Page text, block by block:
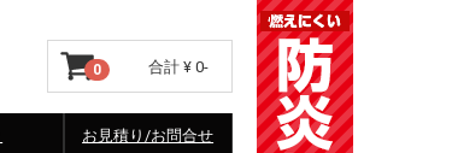
お見積り/お問合せ
0 合計¥ 0-